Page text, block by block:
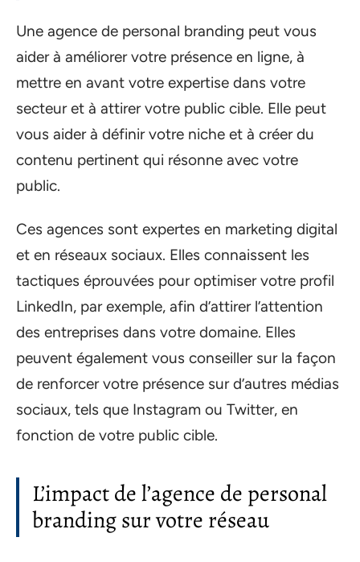
Une agence de personal branding peut vous
aider à améliorer votre présence en ligne, à
mettre en avant votre expertise dans votre
secteur et à attirer votre public cible. Elle peut
vous aider à définir votre niche et à créer du
contenu pertinent qui résonne avec votre
public.
Ces agences sont expertes en marketing digital
et en réseaux sociaux. Elles connaissent les
tactiques éprouvées pour optimiser votre profil
LinkedIn, par exemple, afin d’attirer l’attention
des entreprises dans votre domaine. Elles
peuvent également vous conseiller sur la façon
de renforcer votre présence sur d’autres médias
sociaux, tels que Instagram ou Twitter, en
fonction de votre public cible.
L’impact de l’agence de personal
branding sur votre réseau